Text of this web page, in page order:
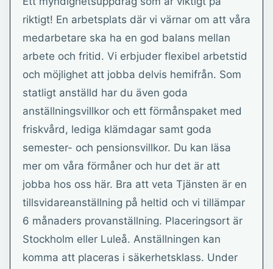
riktigt! En arbetsplats där vi värnar om att våra
medarbetare ska ha en god balans mellan
arbete och fritid. Vi erbjuder flexibel arbetstid
och möjlighet att jobba delvis hemifrån. Som
statligt anställd har du även goda
anställningsvillkor och ett förmånspaket med
friskvård, lediga klämdagar samt goda
semester- och pensionsvillkor. Du kan läsa
mer om våra förmåner och hur det är att
jobba hos oss här. Bra att veta Tjänsten är en
tillsvidareanställning på heltid och vi tillämpar
6 månaders provanställning. Placeringsort är
Stockholm eller Luleå. Anställningen kan
komma att placeras i säkerhetsklass. Under